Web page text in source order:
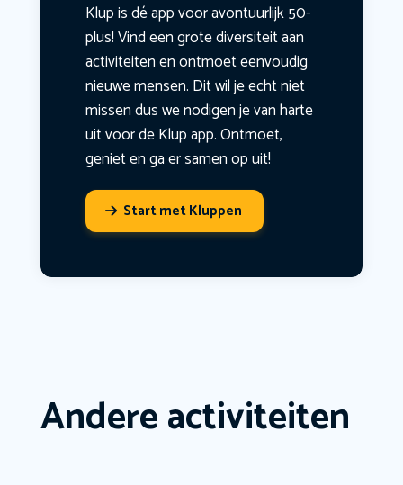
Klup is dé app voor avontuurlijk 50-
plus! Vind een grote diversiteit aan
activiteiten en ontmoet eenvoudig
nieuwe mensen. Dit wil je echt niet
missen dus we nodigen je van harte
uit voor de Klup app. Ontmoet,
geniet en ga er samen op uit!
Start met Kluppen
Andere activiteiten